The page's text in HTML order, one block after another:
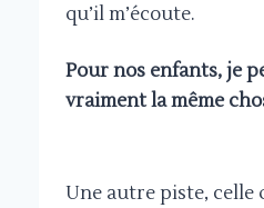
qu’il m’écoute.
Pour nos enfants, je
vraiment la même
Une autre piste, celle